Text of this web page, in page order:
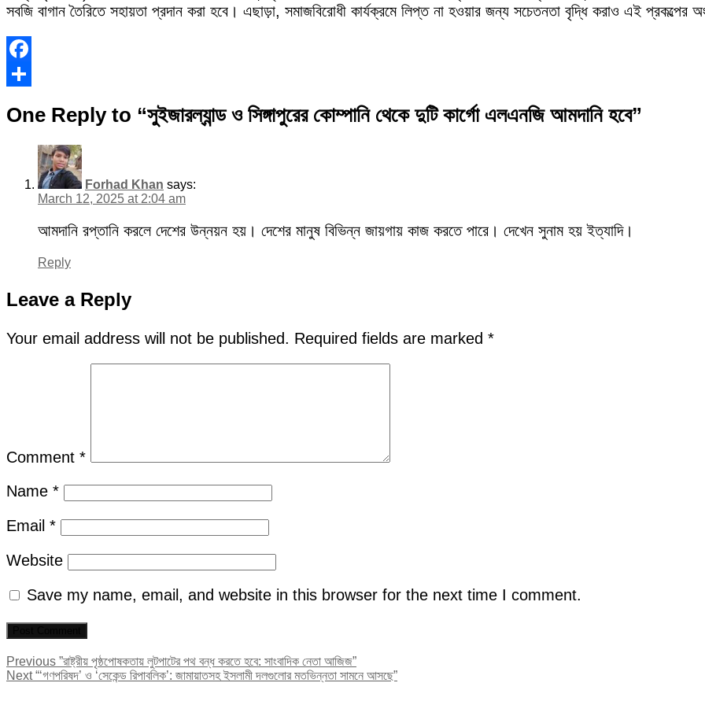
সবজি বাগান তৈরিতে সহায়তা প্রদান করা হবে। এছাড়া, সমাজবিরোধী কার্যক্রমে লিপ্ত না হওয়ার জন্য সচেতনতা বৃদ্ধি করাও এই প্রকল্পের
Facebook
One Reply to “সুইজারল্যান্ড ও সিঙ্গাপুরের কোম্পানি থেকে দুটি কার্গো এলএনজি আমদানি হবে”
Forhad Khan says:
March 12, 2025 at 2:04 am
আমদানি রপ্তানি করলে দেশের উন্নয়ন হয়। দেশের মানুষ বিভিন্ন জায়গায় কাজ করতে পারে। দেখেন সুনাম হয় ইত্যাদি।
Reply
Leave a Reply
Your email address will not be published. Required fields are marked *
Comment *
Name *
Email *
Website
Save my name, email, and website in this browser for the next time I comment.
Post
Previous Previous
post:
”রাষ্ট্রীয় পৃষ্ঠপোষকতায় লুটপাটের পথ বন্ধ করতে হবে: সাংবাদিক নেতা আজিজ”
Next Next
“‘গণপরিষদ’ ও ‘সেকেন্ড রিপাবলিক’: জামায়াতসহ ইসলামী দলগুলোর মতভিন্নতা সামনে আসছে”